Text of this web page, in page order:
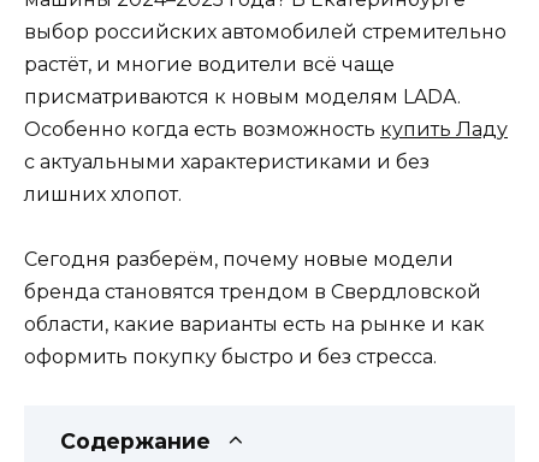
выбор российских автомобилей стремительно
растёт, и многие водители всё чаще
присматриваются к новым моделям LADA.
Особенно когда есть возможность купить Ладу
с актуальными характеристиками и без
лишних хлопот.
Сегодня разберём, почему новые модели
бренда становятся трендом в Свердловской
области, какие варианты есть на рынке и как
оформить покупку быстро и без стресса.
Содержание